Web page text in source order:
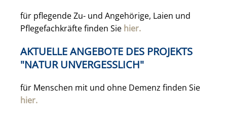
für pflegende Zu- und Angehörige, Laien und
Pflegefachkräfte finden Sie hier.
AKTUELLE ANGEBOTE DES PROJEKTS
"NATUR UNVERGESSLICH"
für Menschen mit und ohne Demenz finden Sie
hier.